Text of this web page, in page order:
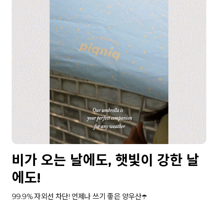
비가 오는 날에도, 햇빛이 강한 날
에도!
99.9% 자외선 차단! 언제나 쓰기 좋은 양우산☂️